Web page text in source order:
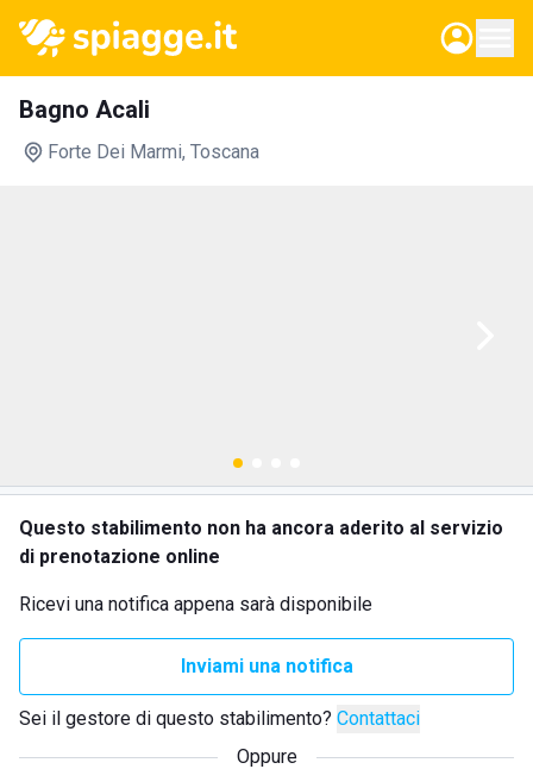
Bagno Acali
Forte Dei Marmi, Toscana
Questo stabilimento non ha ancora aderito al servizio
di prenotazione online
Ricevi una notifica appena sarà disponibile
Inviami una notifica
Sei il gestore di questo stabilimento? Contattaci
Oppure